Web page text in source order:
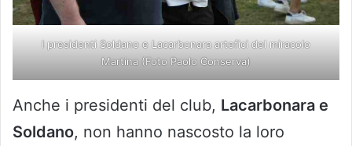
I presidenti Soldano e Lacarbonara artefici del miracolo
Martina (Foto Paolo Conserva)
Anche i presidenti del club, Lacarbonara e
Soldano, non hanno nascosto la loro